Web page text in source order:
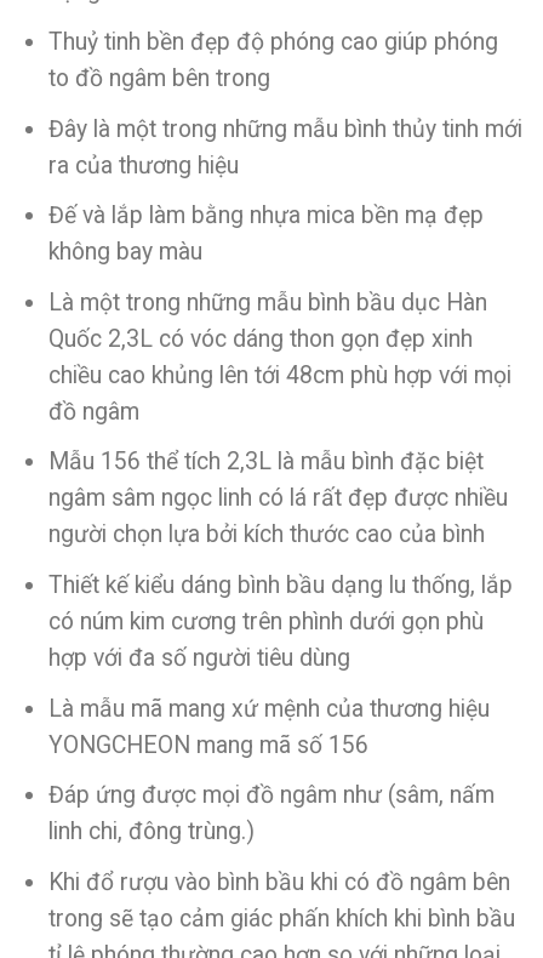
Thuỷ tinh bền đẹp độ phóng cao giúp phóng
to đồ ngâm bên trong
Đây là một trong những mẫu bình thủy tinh mới
ra của thương hiệu
Đế và lắp làm bằng nhựa mica bền mạ đẹp
không bay màu
Là một trong những mẫu bình bầu dục Hàn
Quốc 2,3L có vóc dáng thon gọn đẹp xinh
chiều cao khủng lên tới 48cm phù hợp với mọi
đồ ngâm
Mẫu 156 thể tích 2,3L là mẫu bình đặc biệt
ngâm sâm ngọc linh có lá rất đẹp được nhiều
người chọn lựa bởi kích thước cao của bình
Thiết kế kiểu dáng bình bầu dạng lu thống, lắp
có núm kim cương trên phình dưới gọn phù
hợp với đa số người tiêu dùng
Là mẫu mã mang xứ mệnh của thương hiệu
YONGCHEON mang mã số 156
Đáp ứng được mọi đồ ngâm như (sâm, nấm
linh chi, đông trùng.)
Khi đổ rượu vào bình bầu khi có đồ ngâm bên
trong sẽ tạo cảm giác phấn khích khi bình bầu